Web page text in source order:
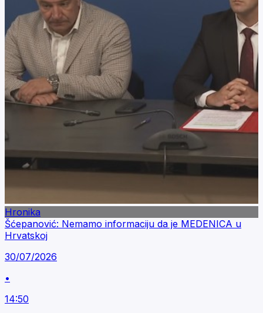
Hronika
Šćepanović: Nemamo informaciju da je MEDENICA u
Hrvatskoj
30/07/2026
•
14:50